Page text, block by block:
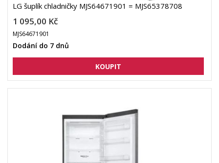
LG šuplík chladničky MJS64671901 = MJS65378708
1 095,00 Kč
MJS64671901
Dodání do 7 dnů